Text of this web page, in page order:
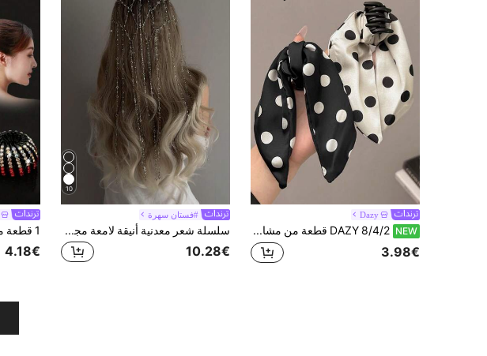
Dazy
NEW DAZY 8/4/2 قطعة من مشابك الشعر الأنيقة للنساء بتصميم الفيونكة والنقاط البيضاء والسوداء، إكسسوارات شعر عصرية متعددة الاستخدامات وبسيطة، مناسبة للاستخدام اليومي والكاجوال والحفلات والتنقل والعطلات وتصفيف الشعر والمكياج ومطابقة الملابس
3.98€
10
#فستان سهرة
سلسلة شعر معدنية أنيقة لامعة مجوفة مع شرابة، إكسسوار شعر متعدد الاستخدامات للحفلات والاستخدام اليومي، تاج رأس، صيف، عطلة، سفر
10.28€
4.18€